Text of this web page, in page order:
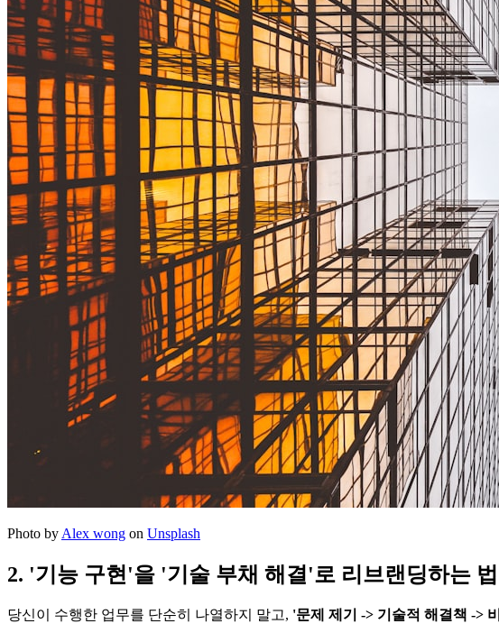
Photo by Alex wong on Unsplash
2. '기능 구현'을 '기술 부채 해결'로 리브랜딩하는 법
당신이 수행한 업무를 단순히 나열하지 말고, '문제 제기 -> 기술적 해결책 ->